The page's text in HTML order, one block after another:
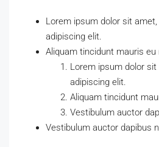
Lorem ipsum dolor sit
adipiscing elit.
Aliquam tincidunt mauris eu
Lorem ipsum dolor
adipiscing elit.
Aliquam tincidunt
Vestibulum auctor
Vestibulum auctor dapibus